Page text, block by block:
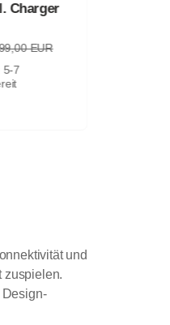
Charger
EUR
5-7
und
zuspielen.